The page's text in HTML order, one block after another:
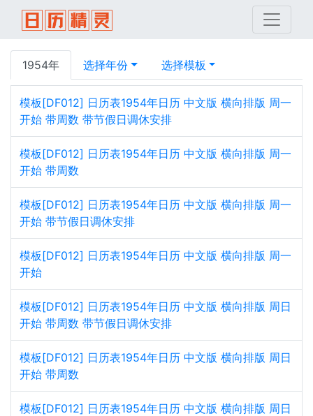
1954年 选择年份 选择模板
模板[DF012] 日历表1954年日历 中文版 横向排版 周一
开始 带周数 带节假日调休安排
模板[DF012] 日历表1954年日历 中文版 横向排版 周一
开始 带周数
模板[DF012] 日历表1954年日历 中文版 横向排版 周一
开始 带节假日调休安排
模板[DF012] 日历表1954年日历 中文版 横向排版 周一
开始
模板[DF012] 日历表1954年日历 中文版 横向排版 周日
开始 带周数 带节假日调休安排
模板[DF012] 日历表1954年日历 中文版 横向排版 周日
开始 带周数
模板[DF012] 日历表1954年日历 中文版 横向排版 周日